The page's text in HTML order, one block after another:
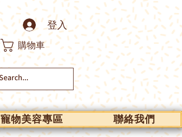
登入
購物車
寵物美容專區 聯絡我們